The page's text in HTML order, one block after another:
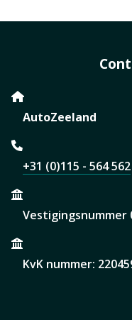
AutoZeeland
+31 (0)115 - 564 562
Vestigingsnummer
KvK nummer: